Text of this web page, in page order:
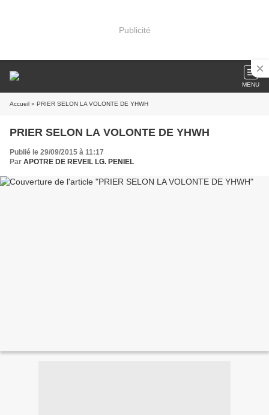
Publicité
MENU
Accueil » PRIER SELON LA VOLONTE DE YHWH
PRIER SELON LA VOLONTE DE YHWH
Publié le 29/09/2015 à 11:17
Par APOTRE DE REVEIL LG. PENIEL